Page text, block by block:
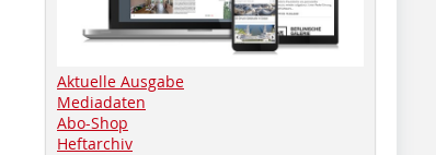
Aktuelle Ausgabe
Mediadaten
Abo-Shop
Heftarchiv